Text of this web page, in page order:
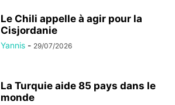
Le Chili appelle à agir pour la
Cisjordanie
Yannis - 29/07/2026
La Turquie aide 85 pays dans le
monde